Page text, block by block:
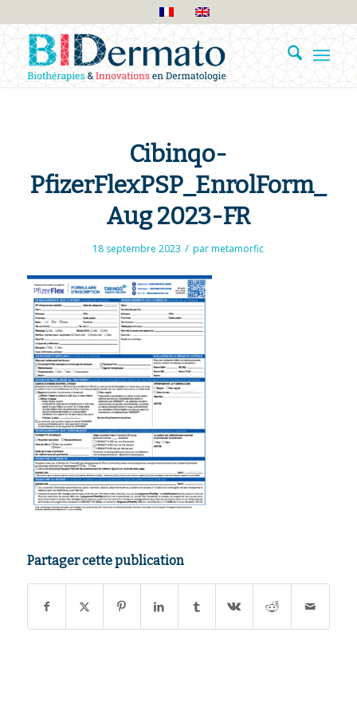
Cibinqo-
PfizerFlexPSP_EnrolForm_
Aug 2023-FR
18 septembre 2023 / parmetamorfic
Partager cette publication